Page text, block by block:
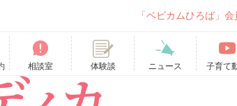
「ベビカムひろば」会
相談室 体験談 ニュース 子育て